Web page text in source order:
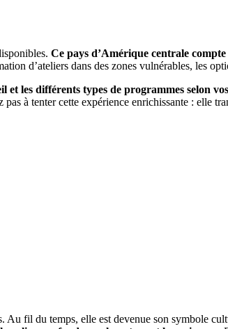
Ce pays d’Amérique centrale
d’ateliers dans des zones vulnérables, les
et les différents types de programmes selon
à tenter cette expérience enrichissante : elle
Au fil du temps, elle est devenue son symbole